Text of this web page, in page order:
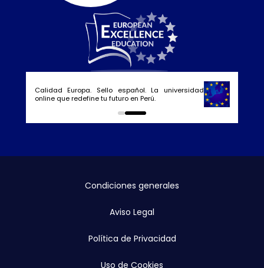
Calidad Europa. Sello español. La universidad
online que redefine tu futuro en Perú.
0 1
Condiciones generales
Aviso Legal
Política de Privacidad
Uso de Cookies